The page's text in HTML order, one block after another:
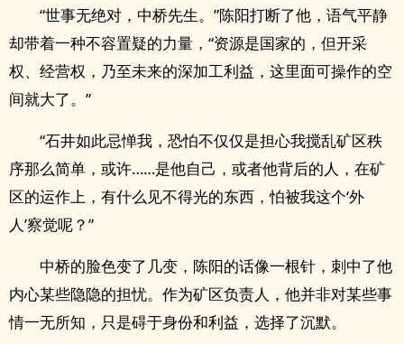
“世事无绝对，中桥先生。”陈阳打断了他，语气平静
却带着一种不容置疑的力量，“资源是国家的，但开采
权、经营权，乃至未来的深加工利益，这里面可操作的空
间就大了。”
“石井如此忌惮我，恐怕不仅仅是担心我搅乱矿区秩
序那么简单，或许……是他自己，或者他背后的人，在矿
区的运作上，有什么见不得光的东西，怕被我这个‘外
人’察觉呢？”
中桥的脸色变了几变，陈阳的话像一根针，刺中了他
内心某些隐隐的担忧。作为矿区负责人，他并非对某些事
情一无所知，只是碍于身份和利益，选择了沉默。